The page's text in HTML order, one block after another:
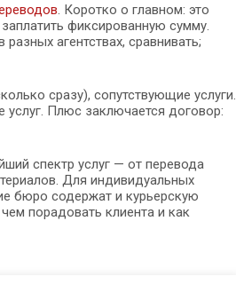
. Коротко о главном: это
фиксированную сумму.
агентствах, сравнивать;
сразу), сопутствующие услуги.
Плюс заключается договор:
спектр услуг — от перевода
Для индивидуальных
бюро содержат и курьерскую
порадовать клиента и как